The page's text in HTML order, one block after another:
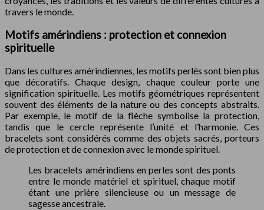
travers le monde.
Motifs amérindiens : protection et connexion
spirituelle
Dans les cultures amérindiennes, les motifs perlés sont bien plus
que décoratifs. Chaque design, chaque couleur porte une
signification spirituelle. Les motifs géométriques représentent
souvent des éléments de la nature ou des concepts abstraits.
Par exemple, le motif de la flèche symbolise la protection,
tandis que le cercle représente l’unité et l’harmonie. Ces
bracelets sont considérés comme des objets sacrés, porteurs
de protection et de connexion avec le monde spirituel.
Les bracelets amérindiens en perles sont des ponts
entre le monde matériel et spirituel, chaque motif
étant une prière silencieuse ou un message de
sagesse ancestrale.